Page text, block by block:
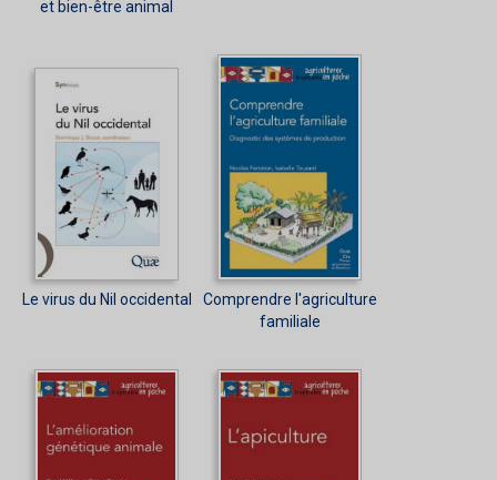
et bien-être animal
Le virus du Nil occidental
Comprendre l'agriculture
familiale